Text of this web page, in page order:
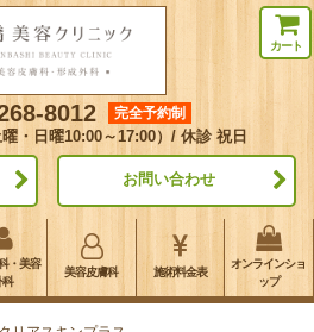
8012
完全予約制
・日曜10:00～17:00）/ 休診 祝日
お問い合わせ
カート
・美容
科
美容皮膚科 施術料金表
オンラインショ
ップ